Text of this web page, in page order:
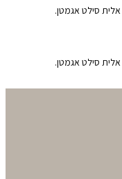
אלית סילט אגמטן.
אלית סילט אגמטן.